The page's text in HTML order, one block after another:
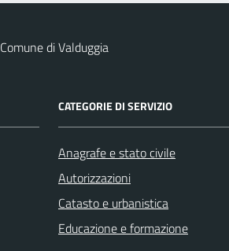
Comune di Valduggia
CATEGORIE DI SERVIZIO
Anagrafe e stato civile
Autorizzazioni
Catasto e urbanistica
Educazione e formazione